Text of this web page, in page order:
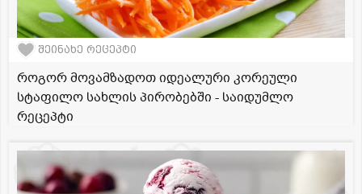
შეინახე რეცეპტი
როგორ მოვამზადოთ იდეალური კორეული
სტაფილო სახლის პირობებში - საიდუმლო
რეცეპტი